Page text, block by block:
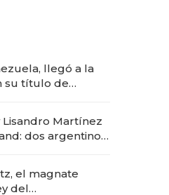
llegó a la
su título de
premium"
Lisandro Martínez
dos argentinos
el magnate
del